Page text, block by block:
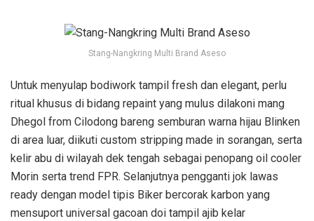
Stang-Nangkring Multi Brand Aseso
Untuk menyulap bodiwork tampil fresh dan elegant, perlu
ritual khusus di bidang repaint yang mulus dilakoni mang
Dhegol from Cilodong bareng semburan warna hijau Blinken
di area luar, diikuti custom stripping made in sorangan, serta
kelir abu di wilayah dek tengah sebagai penopang oil cooler
Morin serta trend FPR. Selanjutnya pengganti jok lawas
ready dengan model tipis Biker bercorak karbon yang
mensuport universal gacoan doi tampil ajib kelar